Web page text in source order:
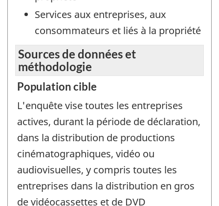
Services aux entreprises, aux
consommateurs et liés à la propriété
Sources de données et
méthodologie
Population cible
L'enquête vise toutes les entreprises
actives, durant la période de déclaration,
dans la distribution de productions
cinématographiques, vidéo ou
audiovisuelles, y compris toutes les
entreprises dans la distribution en gros
de vidéocassettes et de DVD